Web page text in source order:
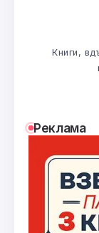
Книги,
Реклама